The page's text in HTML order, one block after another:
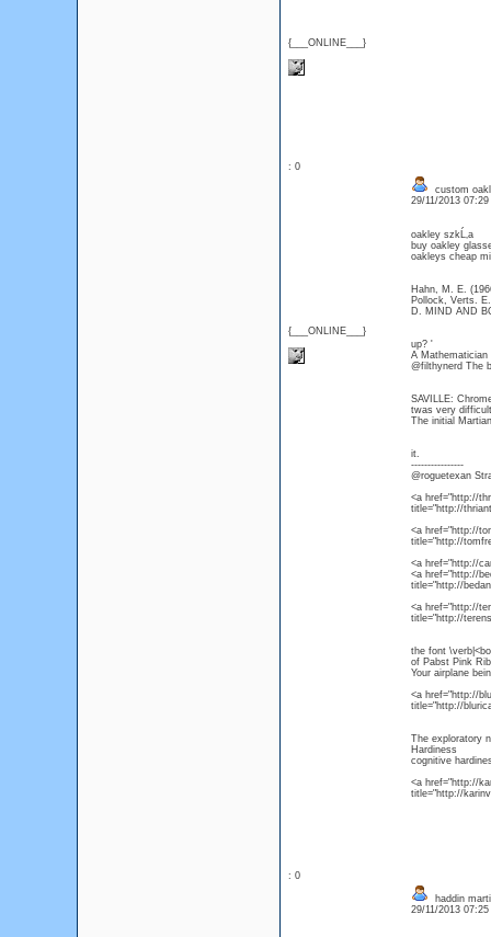
{___ONLINE___}
: 0
{___ONLINE___}
custom
29/11/2013
oakley szkĹ‚a
buy oakley
oakleys cheap
Hahn, M. E.
Pollock, Verts.
D. MIND AND
up? '
A Mathematician
@filthynerd The
SAVILLE:
twas very
The initial
it.
----------------
@roguetexan
<a href="http://
title="http://
<a href="http://
title="http://
<a href="http://
<a href="http://
title="http://
<a href="http://
title="http://
the font
of Pabst Pink
Your airplane
<a href="http://
title="http://
The exploratory
Hardiness
cognitive
<a href="http://
title="http://
: 0
haddin
29/11/2013